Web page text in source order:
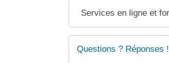
Services en ligne et
Questions ? Réponses !